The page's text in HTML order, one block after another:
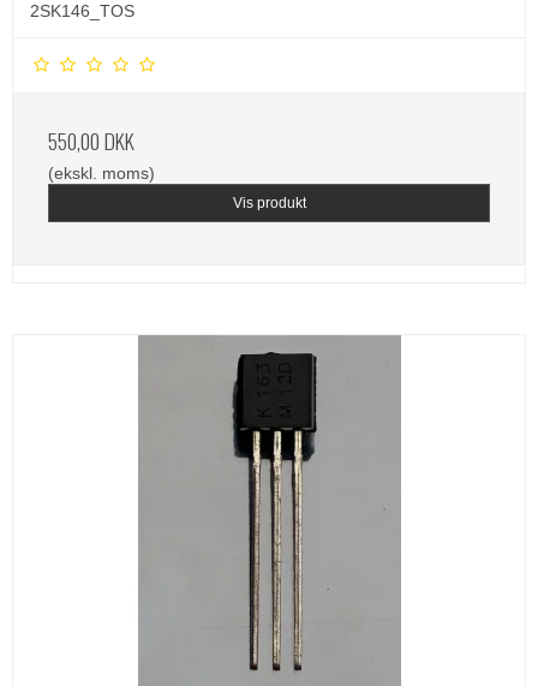
2SK146_TOS
550,00 DKK
(ekskl. moms)
Vis produkt